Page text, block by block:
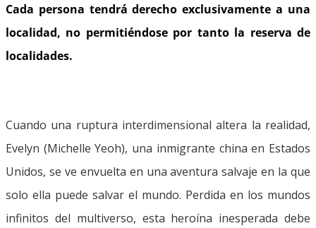
Cada persona tendrá derecho exclusivamente a una
localidad, no permitiéndose por tanto la reserva de
localidades.
Cuando una ruptura interdimensional altera la realidad,
Evelyn (Michelle Yeoh), una inmigrante china en Estados
Unidos, se ve envuelta en una aventura salvaje en la que
solo ella puede salvar el mundo. Perdida en los mundos
infinitos del multiverso, esta heroína inesperada debe